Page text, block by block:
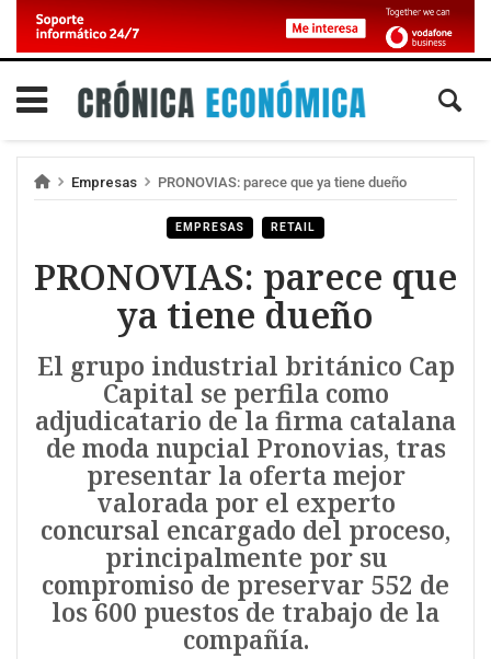
Empresas PRONOVIAS: parece que ya tiene dueño
EMPRESAS RETAIL
PRONOVIAS: parece que
ya tiene dueño
El grupo industrial británico Cap
Capital se perfila como
adjudicatario de la firma catalana
de moda nupcial Pronovias, tras
presentar la oferta mejor
valorada por el experto
concursal encargado del proceso,
principalmente por su
compromiso de preservar 552 de
los 600 puestos de trabajo de la
compañía.